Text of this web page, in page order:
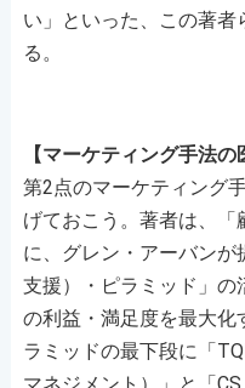
い」といった、この著
る。
【マーケティング手法の
第2点のマーケティング
げておこう。著者は、
に、グレン・アーバン
支援）・ピラミッド」の
の利益・満足度を最大
ラミッドの最下段に「
マネジメント）」と「